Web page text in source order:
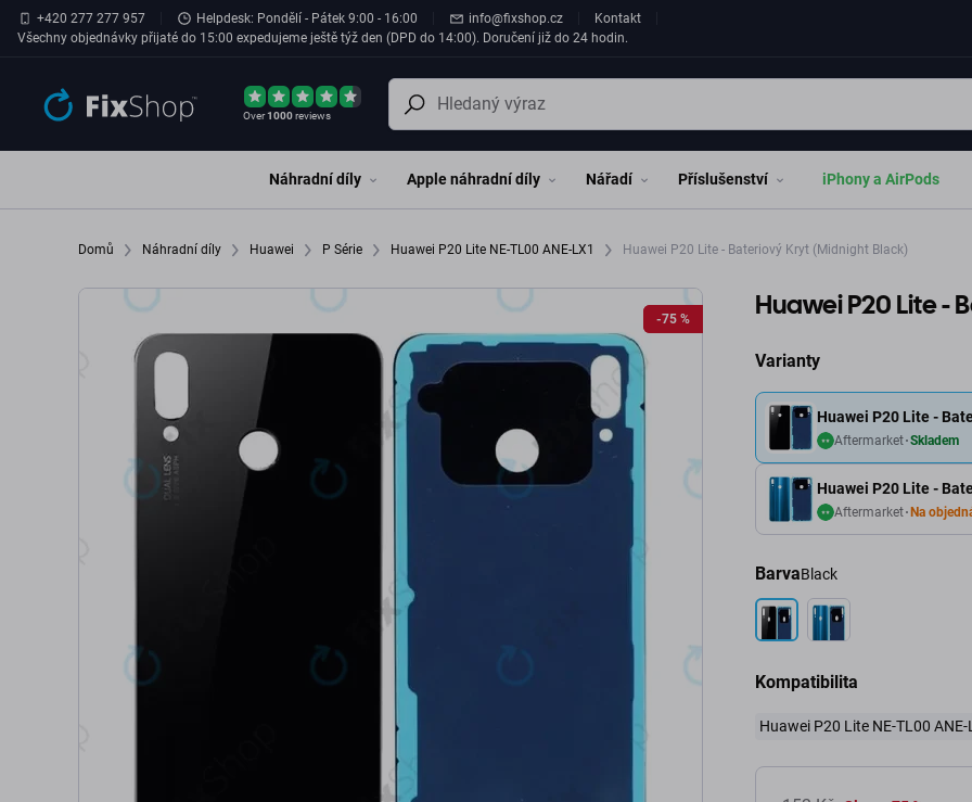
Přeskočit na hlavní obsah
+420 277 277 957 Helpdesk: Pondělí - Pátek 9:00 - 16:00 info@fixshop.cz
Kontakt
Všechny objednávky přijaté do 15:00 expedujeme ještě týž den (DPD do 14:00). Doručení již do 24 hodin.
Over1000reviews
Náhradní díly Apple náhradní díly Nářadí Příslušenství iPhony a AirPods
Domů Náhradní díly Huawei P Série Huawei P20 Lite NE-TL00 ANE-LX1 Huawei P20 Lite - Bateriový Kryt (Midnight Black)
-75 %
-75 % Huawei P20 Lite -
Varianty
Huawei P20 Lite -
Aftermarket Na
Huawei P20 Lite -
Aftermarket Skladem
BarvaBlack
Kompatibilita
Huawei P20 Lite NE-TL00 ANE-